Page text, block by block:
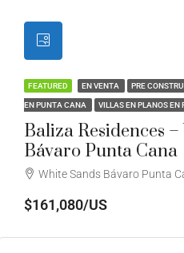
FEATURED EN VENTA PRE
EN PUNTA CANA VILLAS EN PLANOS EN
Baliza Residences
Bávaro Punta Cana
White Sands Bávaro Punta
$161,080/US